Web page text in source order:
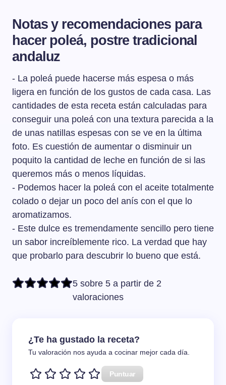
Notas y recomendaciones para
hacer poleá, postre tradicional
andaluz
- La poleá puede hacerse más espesa o más
ligera en función de los gustos de cada casa. Las
cantidades de esta receta están calculadas para
conseguir una poleá con una textura parecida a la
de unas natillas espesas con se ve en la última
foto. Es cuestión de aumentar o disminuir un
poquito la cantidad de leche en función de si las
queremos más o menos líquidas.
- Podemos hacer la poleá con el aceite totalmente
colado o dejar un poco del anís con el que lo
aromatizamos.
- Este dulce es tremendamente sencillo pero tiene
un sabor increíblemente rico. La verdad que hay
que probarlo para descubrir lo bueno que está.
5 sobre 5 a partir de 2
valoraciones
¿Te ha gustado la receta?
Tu valoración nos ayuda a cocinar mejor cada día.
Puntuar